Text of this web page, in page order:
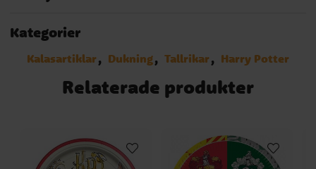
Kategorier
Kalasartiklar Dukning Tallrikar Harry Potter
Relaterade produkter